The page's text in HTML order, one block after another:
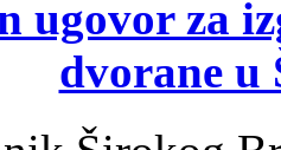
ugovor za
dvorane u